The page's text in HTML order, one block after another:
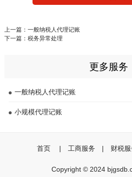
上一篇： 一般纳税人代理记账
下一篇： 税务异常处理
更多服务
一般纳税人代理记账
小规模代理记账
首页 | 工商服务 | 财税
Copyright © 2024